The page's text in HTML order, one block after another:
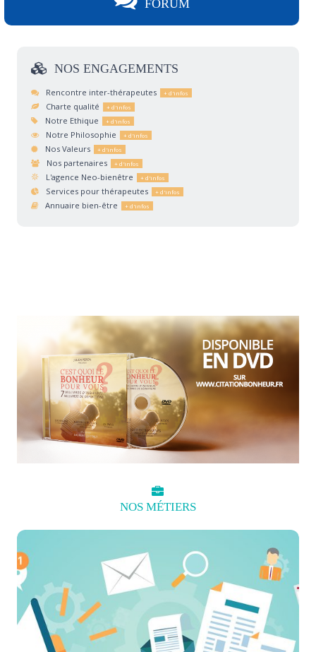
FORUM
NOS ENGAGEMENTS
Rencontre inter-thérapeutes
Charte qualité
Notre Ethique
Notre Philosophie
Nos Valeurs
Nos partenaires
L'agence Neo-bienêtre
Services pour thérapeutes
Annuaire bien-être
NOS MÉTIERS